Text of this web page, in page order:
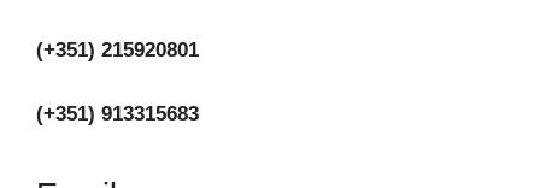
(+351) 215920801
(+351) 913315683